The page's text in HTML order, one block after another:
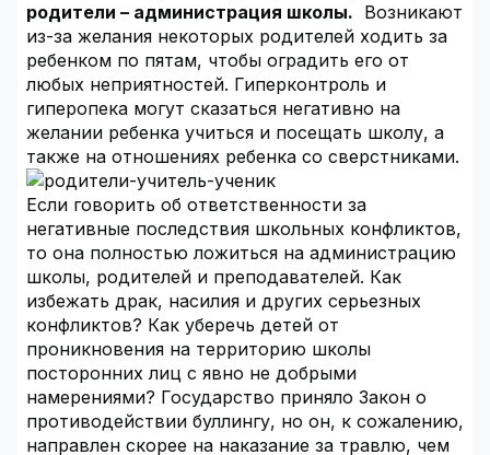
родители – администрация школы. Возникают
из-за желания некоторых родителей ходить за
ребенком по пятам, чтобы оградить его от
любых неприятностей. Гиперконтроль и
гиперопека могут сказаться негативно на
желании ребенка учиться и посещать школу, а
также на отношениях ребенка со сверстниками.
Если говорить об ответственности за
негативные последствия школьных конфликтов,
то она полностью ложиться на администрацию
школы, родителей и преподавателей. Как
избежать драк, насилия и других серьезных
конфликтов? Как уберечь детей от
проникновения на территорию школы
посторонних лиц с явно не добрыми
намерениями? Государство приняло Закон о
противодействии буллингу, но он, к сожалению,
направлен скорее на наказание за травлю, чем